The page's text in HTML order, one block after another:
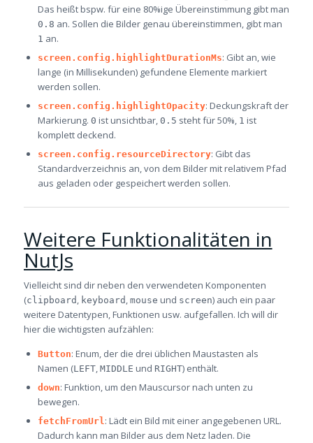
Das heißt bspw. für eine 80%ige Übereinstimmung gibt man
0.8 an. Sollen die Bilder genau übereinstimmen, gibt man
1 an.
screen.config.highlightDurationMs: Gibt an, wie
lange (in Millisekunden) gefundene Elemente markiert
werden sollen.
screen.config.highlightOpacity: Deckungskraft der
Markierung. 0 ist unsichtbar, 0.5 steht für 50%, 1 ist
komplett deckend.
screen.config.resourceDirectory: Gibt das
Standardverzeichnis an, von dem Bilder mit relativem Pfad
aus geladen oder gespeichert werden sollen.
Weitere Funktionalitäten in
NutJs
Vielleicht sind dir neben den verwendeten Komponenten
(clipboard , keyboard , mouse und screen) auch ein paar
weitere Datentypen, Funktionen usw. aufgefallen. Ich will dir
hier die wichtigsten aufzählen:
Button: Enum, der die drei üblichen Maustasten als
Namen (LEFT, MIDDLE und RIGHT) enthält.
down: Funktion, um den Mauscursor nach unten zu
bewegen.
fetchFromUrl: Lädt ein Bild mit einer angegebenen URL.
Dadurch kann man Bilder aus dem Netz laden. Die